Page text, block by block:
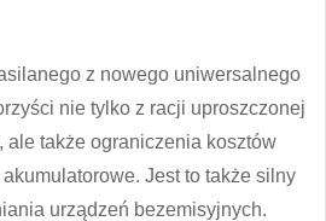
z nowego uniwersalnego
nie tylko z racji uproszczonej
ale także ograniczenia kosztów
Jest to także silny
urządzeń bezemisyjnych.